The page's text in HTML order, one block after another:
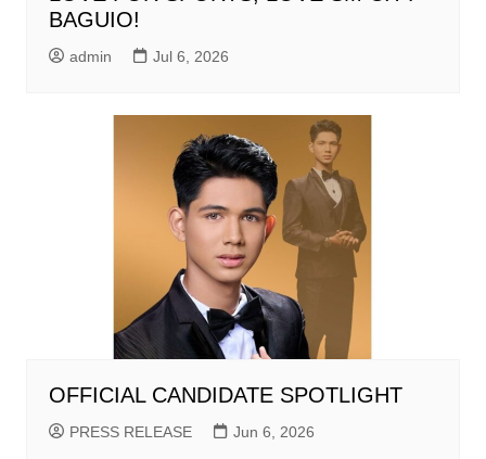
BAGUIO!
admin Jul 6, 2026
OFFICIAL CANDIDATE SPOTLIGHT
PRESS RELEASE Jun 6, 2026